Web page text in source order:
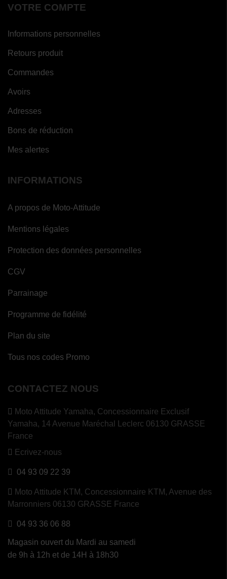
VOTRE COMPTE
Informations personnelles
Retours produit
Commandes
Avoirs
Adresses
Bons de réduction
Mes alertes
INFORMATIONS
A propos de Moto-Attitude
Mentions légales
Protection des données personnelles
CGV
Parrainage
Programme de fidélité
Plan du site
Tous nos codes Promo
CONTACTEZ NOUS
Moto Attitude Yamaha, Concessionnaire Exclusif
Yamaha, 14 Avenue Maréchal Leclerc 06130 GRASSE
France
Ecrivez-nous
04 93 09 22 39
Moto Attitude KTM, Concessionnaire KTM, Avenue des
Marronniers 06130 GRASSE France
04 93 36 06 88
Magasin ouvert du Mardi au samedi
de 9h à 12h et de 14H à 18h30